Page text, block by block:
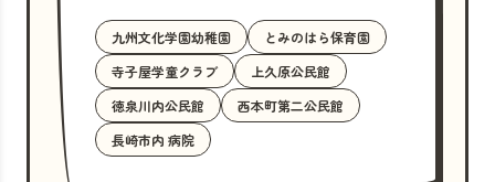
九州文化学園幼稚園
とみのはら保育園
寺子屋学童クラブ
上久原公民館
徳泉川内公民館
西本町第二公民館
長崎市内 病院